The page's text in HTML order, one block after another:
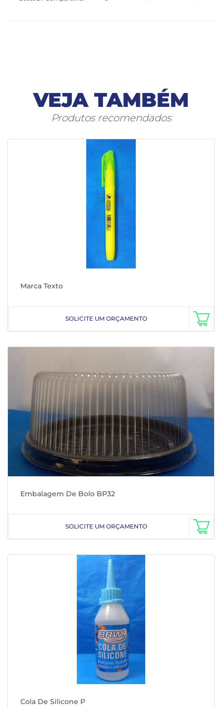
VEJA TAMBÉM
Produtos recomendados
Marca Texto
SOLICITE UM ORÇAMENTO
Embalagem De Bolo BP32
SOLICITE UM ORÇAMENTO
Cola De Silicone P